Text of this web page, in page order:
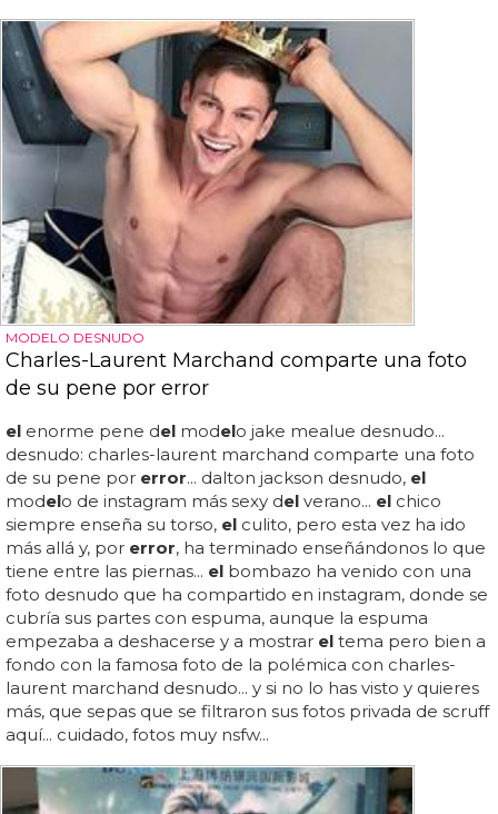
MODELO DESNUDO
Charles-Laurent Marchand comparte una foto
de su pene por error
el enorme pene del modelo jake mealue desnudo...
desnudo: charles-laurent marchand comparte una foto
de su pene por error... dalton jackson desnudo, el
modelo de instagram más sexy del verano... el chico
siempre enseña su torso, el culito, pero esta vez ha ido
más allá y, por error, ha terminado enseñándonos lo que
tiene entre las piernas... el bombazo ha venido con una
foto desnudo que ha compartido en instagram, donde se
cubría sus partes con espuma, aunque la espuma
empezaba a deshacerse y a mostrar el tema pero bien a
fondo con la famosa foto de la polémica con charles-
laurent marchand desnudo... y si no lo has visto y quieres
más, que sepas que se filtraron sus fotos privada de scruff
aquí... cuidado, fotos muy nsfw...